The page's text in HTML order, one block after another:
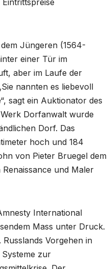
Jüngeren (1564-
einer Tür im
aber im Laufe der
nannten es liebevoll
sagt ein Auktionator des
Dorfanwalt wurde
Dorf. Das
hoch und 184
von Pieter Bruegel dem
und Maler
International
Mass unter Druck.
Vorgehen in
zur